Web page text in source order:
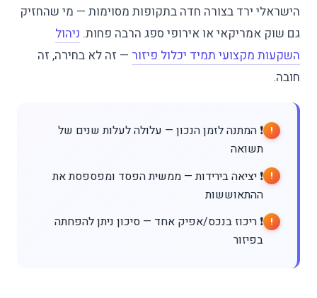
הישראלי ירד בצורה חדה בתקופות מסוימות — מי שהחזיק
גם שוק אמריקאי או אירופי ספג הרבה פחות. ניהול
השקעות מקצועי תמיד יכלול פיזור — זה לא בחירה, זה
חובה.
❗ המתנה לזמן הנכון — עלולה לעלות שנים של
תשואה
❗ יציאה בירידות — ממשית הפסד ומפספסת את
ההתאוששות
❗ ריכוז בנכס/אפיק אחד — סיכון ניתן להפחתה
בפיזור